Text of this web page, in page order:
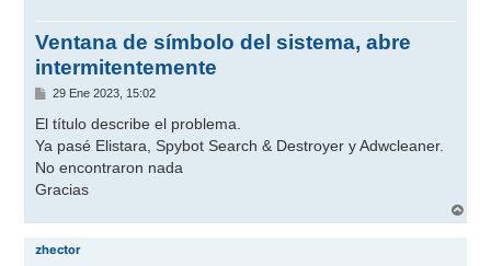
Ventana de símbolo del sistema, abre
intermitentemente
M
n
a
j
e
29 Ene 2023, 15:02
El título describe el problema.
Ya pasé Elistara, Spybot Search & Destroyer y Adwcleaner.
No encontraron nada
Gracias
r
zhector